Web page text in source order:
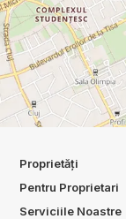
Proprietăți
Pentru Proprietari
Serviciile Noastre